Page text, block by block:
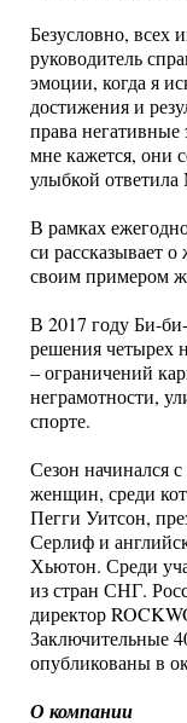
Безусловно, всех
руководитель
эмоции, когда я
достижения и
права
мне кажется, они
улыбкой
В рамках
си рассказывает
своим примером
В 2017 году Би-
решения четырех
– ограничений
неграмотности,
спорте.
Сезон начинался
женщин, среди
Пегги Уитсон,
Серлиф и
Хьютон. Среди
из стран СНГ.
директор
Заключительные
опубликованы в
О компании